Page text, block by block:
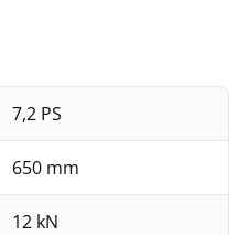
7,2 PS
650 mm
12 kN